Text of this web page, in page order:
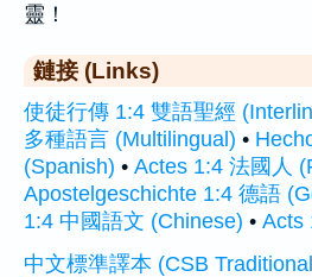
靈！
鏈接 (Links)
使徒行傳 1:4 雙語聖經
多種語言 (Multilingual) •
(Spanish) • Actes 1:4 法國人
Apostelgeschichte 1:4 德語
1:4 中國語文 (Chinese) • Acts
中文標準譯本 (CSB